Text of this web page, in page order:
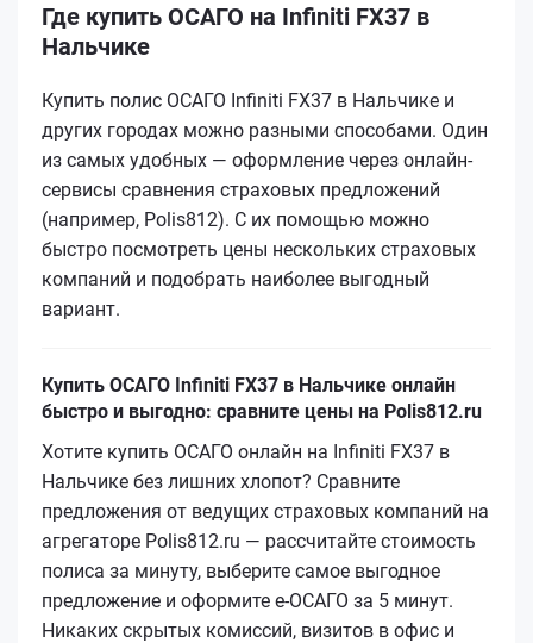
Где купить ОСАГО на Infiniti FX37 в
Нальчике
Купить полис ОСАГО Infiniti FX37 в Нальчике и
других городах можно разными способами. Один
из самых удобных — оформление через онлайн-
сервисы сравнения страховых предложений
(например, Polis812). С их помощью можно
быстро посмотреть цены нескольких страховых
компаний и подобрать наиболее выгодный
вариант.
Купить ОСАГО Infiniti FX37 в Нальчике онлайн
быстро и выгодно: сравните цены на Polis812.ru
Хотите купить ОСАГО онлайн на Infiniti FX37 в
Нальчике без лишних хлопот? Сравните
предложения от ведущих страховых компаний на
агрегаторе Polis812.ru — рассчитайте стоимость
полиса за минуту, выберите самое выгодное
предложение и оформите е‑ОСАГО за 5 минут.
Никаких скрытых комиссий, визитов в офис и